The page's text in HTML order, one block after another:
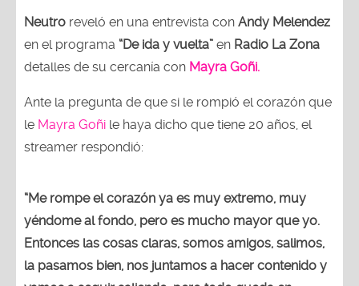
Neutro reveló en una entrevista con Andy Melendez
en el programa “De ida y vuelta” en Radio La Zona
detalles de su cercanía con Mayra Goñi.
Ante la pregunta de que si le rompió el corazón que
le Mayra Goñi le haya dicho que tiene 20 años, el
streamer respondió:
“Me rompe el corazón ya es muy extremo, muy
yéndome al fondo, pero es mucho mayor que yo.
Entonces las cosas claras, somos amigos, salimos,
la pasamos bien, nos juntamos a hacer contenido y